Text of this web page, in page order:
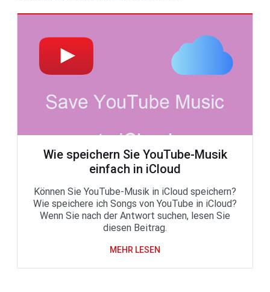
Wie speichern Sie YouTube-Musik
einfach in iCloud
Können Sie YouTube-Musik in iCloud speichern?
Wie speichere ich Songs von YouTube in iCloud?
Wenn Sie nach der Antwort suchen, lesen Sie
diesen Beitrag.
MEHR LESEN